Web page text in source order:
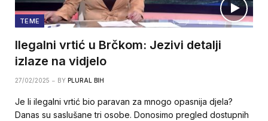
TEME
Ilegalni vrtić u Brčkom: Jezivi detalji
izlaze na vidjelo
27/02/2025 BY PLURAL BIH
Je li ilegalni vrtić bio paravan za mnogo opasnija djela?
Danas su saslušane tri osobe. Donosimo pregled dostupnih